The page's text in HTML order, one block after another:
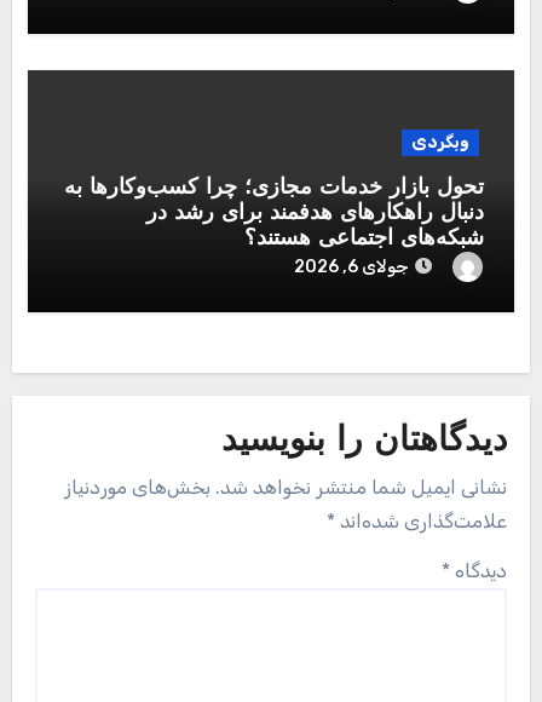
وبگردی
تحول بازار خدمات مجازی؛ چرا کسب‌وکارها به
دنبال راهکارهای هدفمند برای رشد در
شبکه‌های اجتماعی هستند؟
جولای 6, 2026
دیدگاهتان را بنویسید
نشانی ایمیل شما منتشر نخواهد شد. بخش‌های موردنیاز
علامت‌گذاری شده‌اند *
دیدگاه *